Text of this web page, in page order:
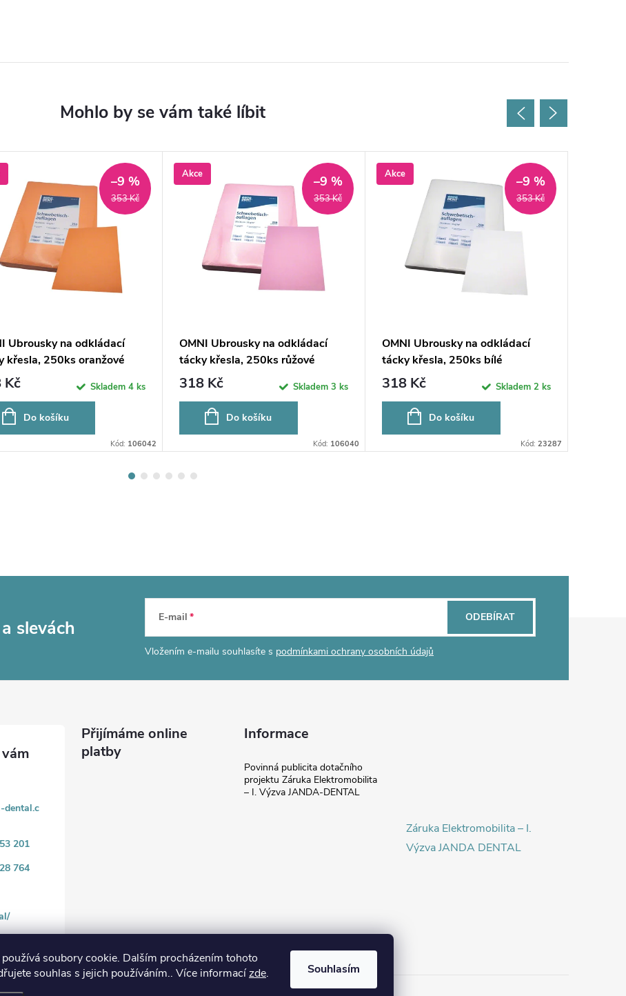
soubory cookie. Dalším procházením tohoto
souhlas s jejich používáním.. Více informacízde. Souhlasím
353 Kč
–9 %
Ubrousky na odkládací
křesla, 250ks oranžové
Kč Skladem 4 ks
Do košíku
Kód: 106042
Akce
353 Kč
–9 %
OMNI Ubrousky na odkládací
tácky křesla, 250ks růžové
318 Kč Skladem 3 ks
Do košíku
Kód: 106040
Akce
353 Kč
–9 %
OMNI Ubrousky na odkládací
tácky křesla, 250ks bílé
318 Kč Skladem 2 ks
Do košíku
Kód: 23287
a slevách E-mail
Vložením e-mailu souhlasíte s podmínkami ochrany osobních údajů
ODEBÍRAT
dental.c
201
764
Přijímáme online
platby
Informace
Povinná publicita dotačního
projektu Záruka Elektromobilita
– I. Výzva JANDA-DENTAL
Záruka Elektromobilita – I.
Výzva JANDA DENTAL